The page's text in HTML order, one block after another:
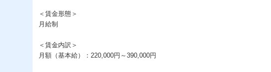
＜賃金形態＞
月給制
＜賃金内訳＞
月額（基本給）：220,000円～390,000円